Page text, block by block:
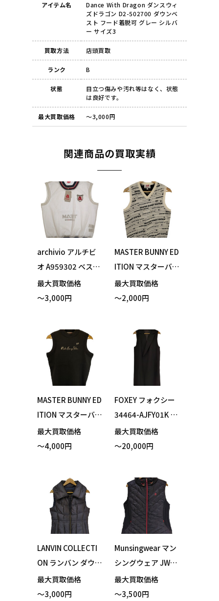
アイテム名
Dance With Dragon ダンスウィ
ズドラゴン D2-502700 ダウンベ
スト フード着脱可 グレー シルバ
ー サイズ3
買取方法 店頭買取
ランク B
状態
目立つ傷みや汚れ等はなく、状態
は良好です。
最大買取価格 ～3,000円
関連商品の買取実績
archivio アルチビ
オ A959302 ベスト
メッシュ ホワイト
サイズ38 買い取り
最大買取価格
～3,000円
MASTER BUNNY ED
ITION マスターバニ
ーエディション 75
9-0273902 バイヤ
1 買い取りました！
最大買取価格
～2,000円
MASTER BUNNY ED
ITION マスターバニ
ーエディション 75
9-1173302 ベスト
最大買取価格
～4,000円
FOXEY フォクシー
34464-AJFY01K ジ
レ ブラック フリー
サイズ 買い取りま
最大買取価格
～20,000円
LANVIN COLLECTI
ON ランバン ダウン
ベスト ネイビー サ
イズ38 買い取りま
最大買取価格
～3,000円
Munsingwear マン
シングウェア JWLK
653 アウターベス
ト ダウンベスト ネ
最大買取価格
～3,500円